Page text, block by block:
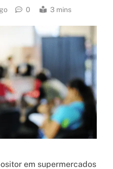
0 3 mins
em supermercados